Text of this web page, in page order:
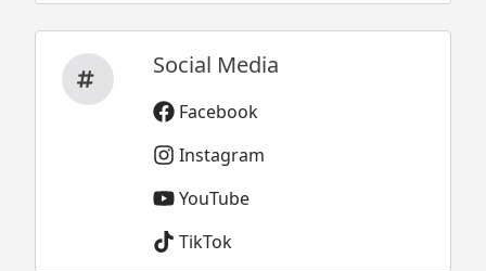
Social Media
Facebook
Instagram
YouTube
TikTok